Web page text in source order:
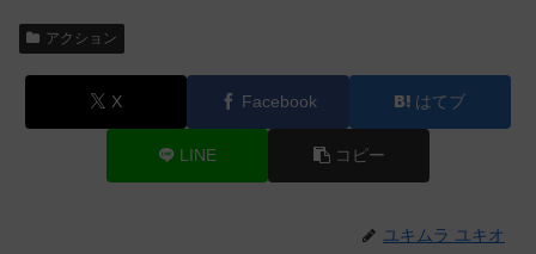
アクション
X Facebook はてブ
LINE コピー
ユキムラ ユキオ